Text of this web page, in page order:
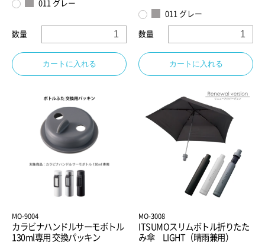
011 グレー
数量
カートに入れる
011 グレー
数量
カートに入れる
MO-9004
カラビナハンドルサーモボトル
130ml専用 交換パッキン
MO-3008
ITSUMOスリムボトル折りたた
み傘 LIGHT（晴雨兼用）